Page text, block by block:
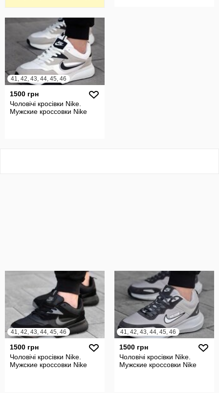
41, 42, 43, 44, 45, 46
1500 грн
Чоловічі кросівки Nike.
Мужские кроссовки Nike
41, 42, 43, 44, 45, 46
1500 грн
Чоловічі кросівки Nike.
Мужские кроссовки Nike
41, 42, 43, 44, 45, 46
1500 грн
Чоловічі кросівки Nike.
Мужские кроссовки Nike